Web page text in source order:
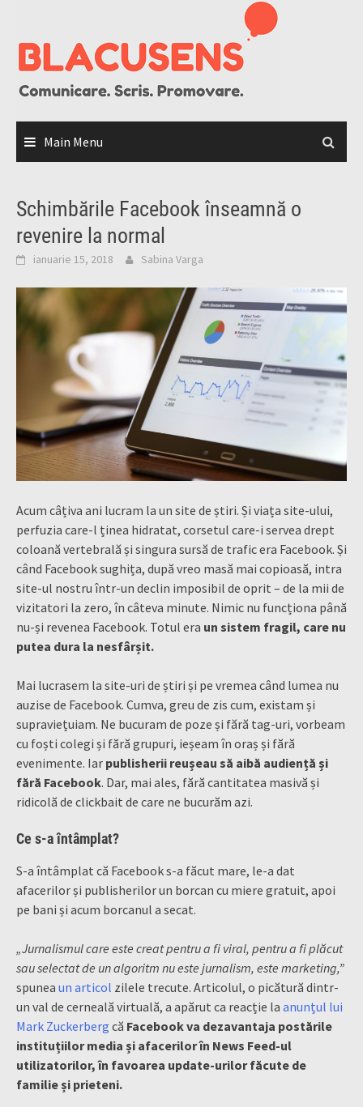
content
Main Menu
Schimbările Facebook înseamnă o
revenire la normal
ianuarie 15, 2018 Sabina Varga
Acum câțiva ani lucram la un site de știri. Și viața site-ului,
perfuzia care-l ținea hidratat, corsetul care-i servea drept
coloană vertebrală și singura sursă de trafic era Facebook. Și
când Facebook sughița, după vreo masă mai copioasă, intra
site-ul nostru într-un declin imposibil de oprit – de la mii de
vizitatori la zero, în câteva minute. Nimic nu funcționa până
nu-și revenea Facebook. Totul era un sistem fragil, care nu
putea dura la nesfârșit.
Mai lucrasem la site-uri de știri și pe vremea când lumea nu
auzise de Facebook. Cumva, greu de zis cum, existam și
supraviețuiam. Ne bucuram de poze și fără tag-uri, vorbeam
cu foști colegi și fără grupuri, ieșeam în oraș și fără
evenimente. Iar publisherii reușeau să aibă audiență și
fără Facebook. Dar, mai ales, fără cantitatea masivă și
ridicolă de clickbait de care ne bucurăm azi.
Ce s-a întâmplat?
S-a întâmplat că Facebook s-a făcut mare, le-a dat
afacerilor și publisherilor un borcan cu miere gratuit, apoi
pe bani și acum borcanul a secat.
„Jurnalismul care este creat pentru a fi viral, pentru a fi plăcut
sau selectat de un algoritm nu este jurnalism, este marketing,”
spunea un articol zilele trecute. Articolul, o picătură dintr-
un val de cerneală virtuală, a apărut ca reacție la anunțul lui
Mark Zuckerberg că Facebook va dezavantaja postările
instituțiilor media și afacerilor în News Feed-ul
utilizatorilor, în favoarea update-urilor făcute de
familie și prieteni.